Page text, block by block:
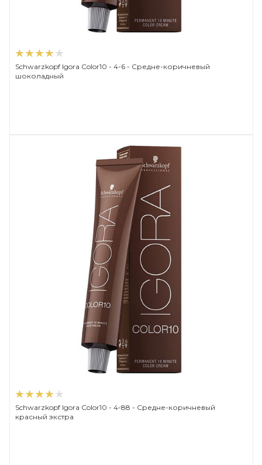
Schwarzkopf Igora Color10 - 4-6 - Средне-коричневый
шоколадный
Schwarzkopf Igora Color10 - 4-88 - Средне-коричневый
красный экстра